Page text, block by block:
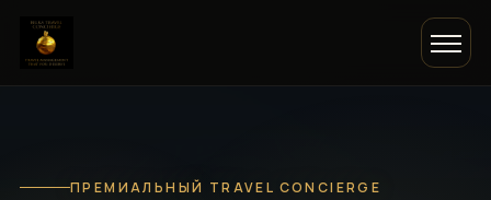
ПРЕМИАЛЬНЫЙ TRAVEL CONCIERGE